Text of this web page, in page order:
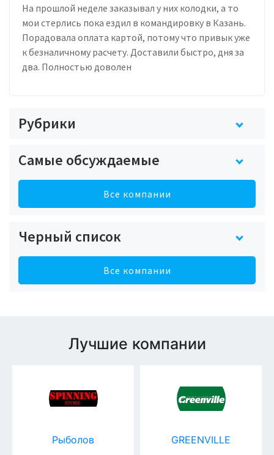
На прошлой неделе заказывал у них колодки, а то
мои стерлись пока ездил в командировку в Казань.
Порадовала оплата картой, потому что привык уже
к безналичному расчету. Доставили быстро, дня за
два. Полностью доволен
Рубрики
Самые обсуждаемые
Все компании
Черный список
Все компании
Лучшие компании
Рыболов GREENVILLE